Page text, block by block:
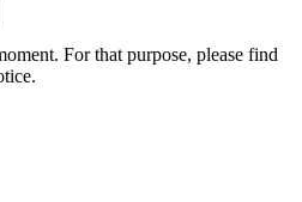
For that purpose, please find